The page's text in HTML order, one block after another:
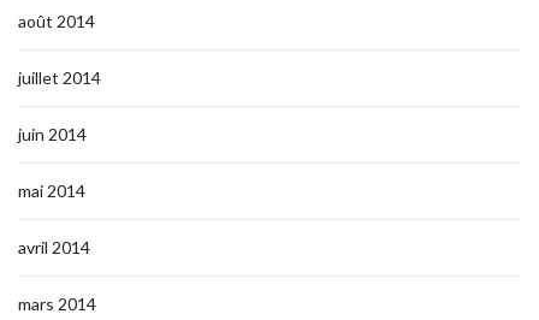
août 2014
juillet 2014
juin 2014
mai 2014
avril 2014
mars 2014